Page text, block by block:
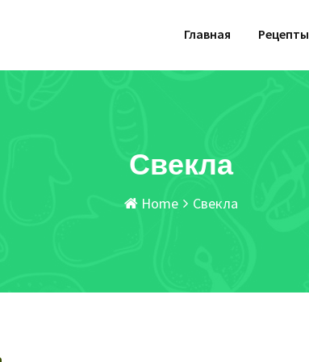
Главная Рецепты
Свекла
Home Свекла